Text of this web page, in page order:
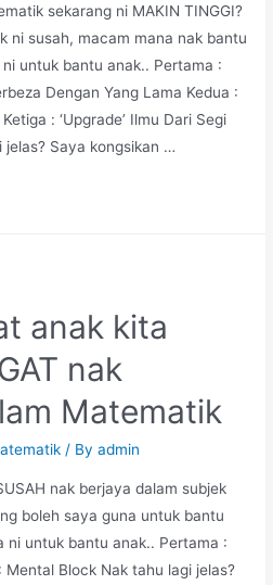
sekarang ni MAKIN TINGGI?
ni susah, macam mana nak bantu
untuk bantu anak.. Pertama :
Dengan Yang Lama Kedua :
: ‘Upgrade’ Ilmu Dari Segi
jelas? Saya kongsikan …
anak kita
nak
Matematik
/ Byadmin
nak berjaya dalam subjek
boleh saya guna untuk bantu
ni untuk bantu anak.. Pertama :
Mental Block Nak tahu lagi jelas?